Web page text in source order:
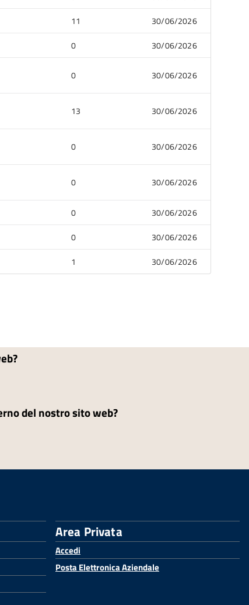
11
30/06/2026
0
30/06/2026
0 30/06/2026
13 30/06/2026
0 30/06/2026
0 30/06/2026
0
30/06/2026
0
30/06/2026
1 30/06/2026
del nostro sito web?
Area Privata
Accedi
Posta Elettronica Aziendale